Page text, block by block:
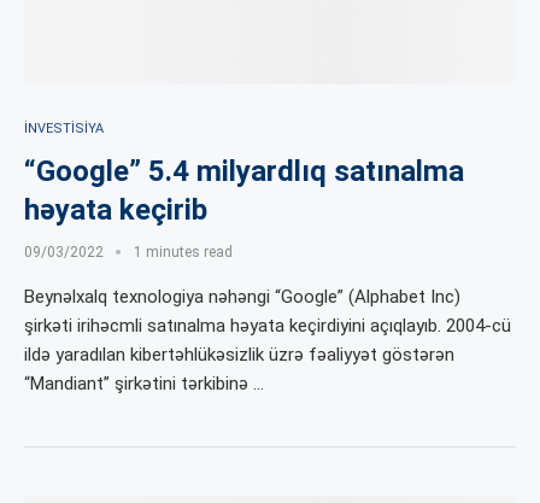
İNVESTISIYA
“Google” 5.4 milyardlıq satınalma
həyata keçirib
09/03/2022 1 minutes read
Beynəlxalq texnologiya nəhəngi “Google” (Alphabet Inc)
şirkəti irihəcmli satınalma həyata keçirdiyini açıqlayıb. 2004-cü
ildə yaradılan kibertəhlükəsizlik üzrə fəaliyyət göstərən
“Mandiant” şirkətini tərkibinə …